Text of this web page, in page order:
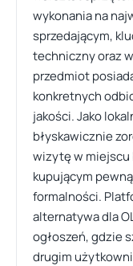
wykonania na
sprzedającym,
techniczny oraz
przedmiot
konkretnych
jakości. Jako
błyskawicznie
wizytę w miejscu
kupującym
formalności.
alternatywa dla
ogłoszeń, gdzie
drugim